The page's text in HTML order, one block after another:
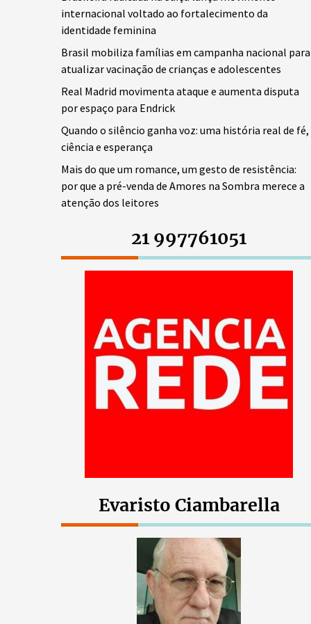
internacional voltado ao fortalecimento da
identidade feminina
Brasil mobiliza famílias em campanha nacional para
atualizar vacinação de crianças e adolescentes
Real Madrid movimenta ataque e aumenta disputa
por espaço para Endrick
Quando o silêncio ganha voz: uma história real de fé,
ciência e esperança
Mais do que um romance, um gesto de resistência:
por que a pré-venda de Amores na Sombra merece a
atenção dos leitores
21 997761051
Evaristo Ciambarella